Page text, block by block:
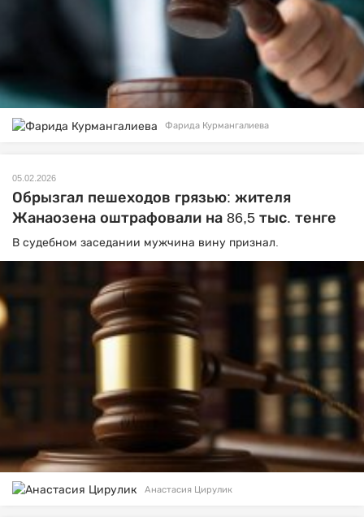
Фарида Курмангалиева
05.02.2026
Обрызгал пешеходов грязью: жителя
Жанаозена оштрафовали на 86,5 тыс. тенге
В судебном заседании мужчина вину признал.
Анастасия Цирулик